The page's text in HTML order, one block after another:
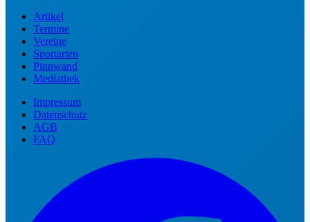
Artikel
Termine
Vereine
Sportarten
Pinnwand
Mediathek
Impressum
Datenschutz
AGB
FAQ